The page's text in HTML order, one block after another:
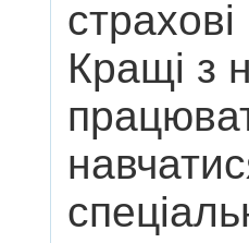
Кращі з